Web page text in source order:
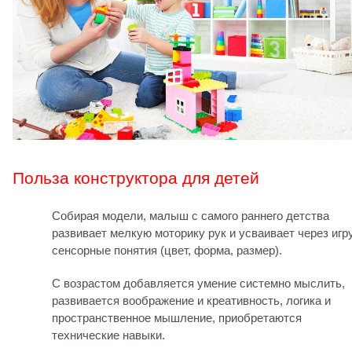
Польза конструктора для детей
Собирая модели, малыш с самого раннего детства
развивает мелкую моторику рук и усваивает через
сенсорные понятия (цвет, форма, размер).
С возрастом добавляется умение системно мыслить,
развивается воображение и креативность, логика и
пространственное мышление, приобретаются
технические навыки.